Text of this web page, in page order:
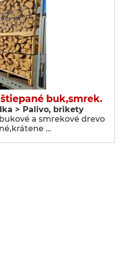
buk,smrek.
> Palivo, brikety
a smrekové drevo
…